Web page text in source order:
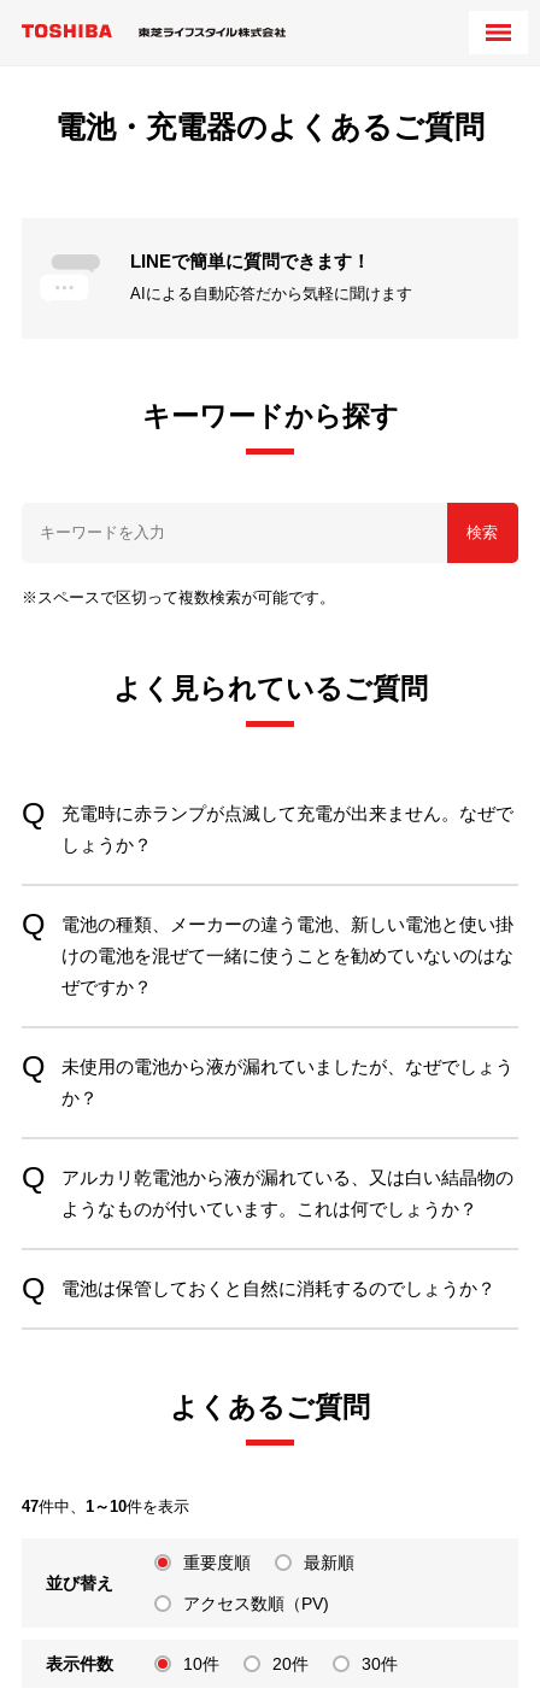
電池・充電器のよくあるご質問
LINEで簡単に質問できます！
AIによる自動応答だから気軽に聞けます
キーワードから探す
検索
※スペースで区切って複数検索が可能です。
よく見られているご質問
充電時に赤ランプが点滅して充電が出来ません。なぜで
しょうか？
電池の種類、メーカーの違う電池、新しい電池と使い掛
けの電池を混ぜて一緒に使うことを勧めていないのはな
ぜですか？
未使用の電池から液が漏れていましたが、なぜでしょう
か？
アルカリ乾電池から液が漏れている、又は白い結晶物の
ようなものが付いています。これは何でしょうか？
電池は保管しておくと自然に消耗するのでしょうか？
よくあるご質問
47件中、 1～10件を表示
並び替え
重要度順 最新順
アクセス数順（PV)
表示件数 10件 20件 30件